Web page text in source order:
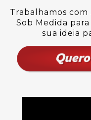
Trabalhamos com
Sob Medida
sua ideia